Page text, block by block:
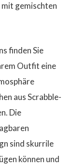
gemischten
finden Sie
Outfit eine
aus Scrabble-
Die
sind skurrile
können und